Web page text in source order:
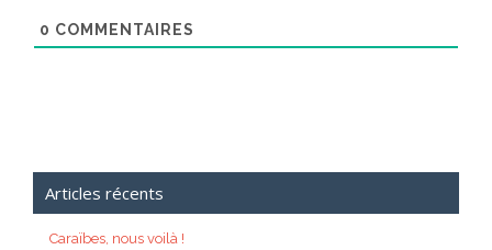
0 COMMENTAIRES
Articles récents
Caraïbes, nous voilà !